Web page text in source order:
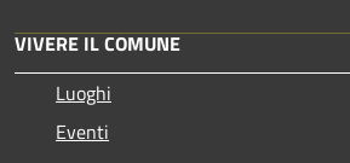
VIVERE IL COMUNE
Luoghi
Eventi